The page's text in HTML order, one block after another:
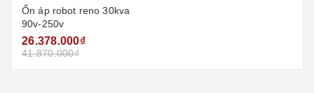
Ổn áp robot reno 30kva
90v-250v
26.378.000₫
41.870.000₫